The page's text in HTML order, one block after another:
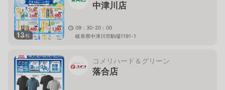
13枚
中津川店
09：30-20：00
岐阜県中津川市駒場1191-1
コメリハード＆グリーン
落合店